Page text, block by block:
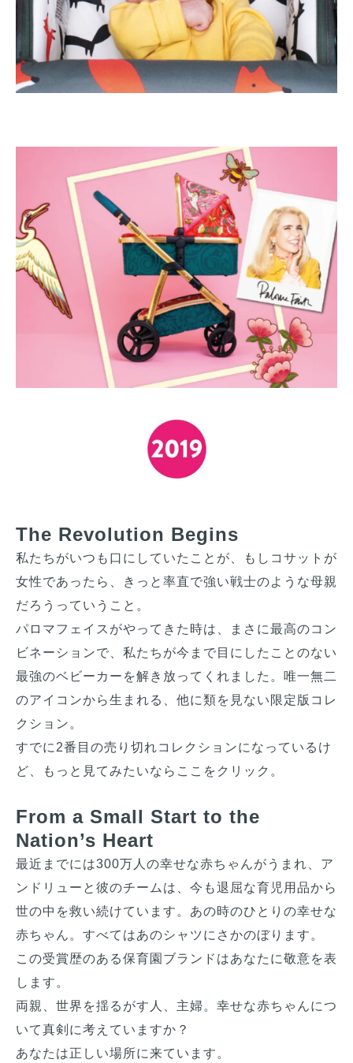
The Revolution Begins
私たちがいつも口にしていたことが、もしコサットが
女性であったら、きっと率直で強い戦士のような母親
だろうっていうこと。
パロマフェイスがやってきた時は、まさに最高のコン
ビネーションで、私たちが今まで目にしたことのない
最強のベビーカーを解き放ってくれました。唯一無二
のアイコンから生まれる、他に類を見ない限定版コレ
クション。
すでに2番目の売り切れコレクションになっているけ
From a Small Start to the
Nation’s Heart
最近までには300万人の幸せな赤ちゃんがうまれ、ア
ンドリューと彼のチームは、今も退屈な育児用品から
世の中を救い続けています。あの時のひとりの幸せな
赤ちゃん。すべてはあのシャツにさかのぼります。
この受賞歴のある保育園ブランドはあなたに敬意を表
します。
両親、世界を揺るがす人、主婦。幸せな赤ちゃんにつ
いて真剣に考えていますか？
あなたは正しい場所に来ています。